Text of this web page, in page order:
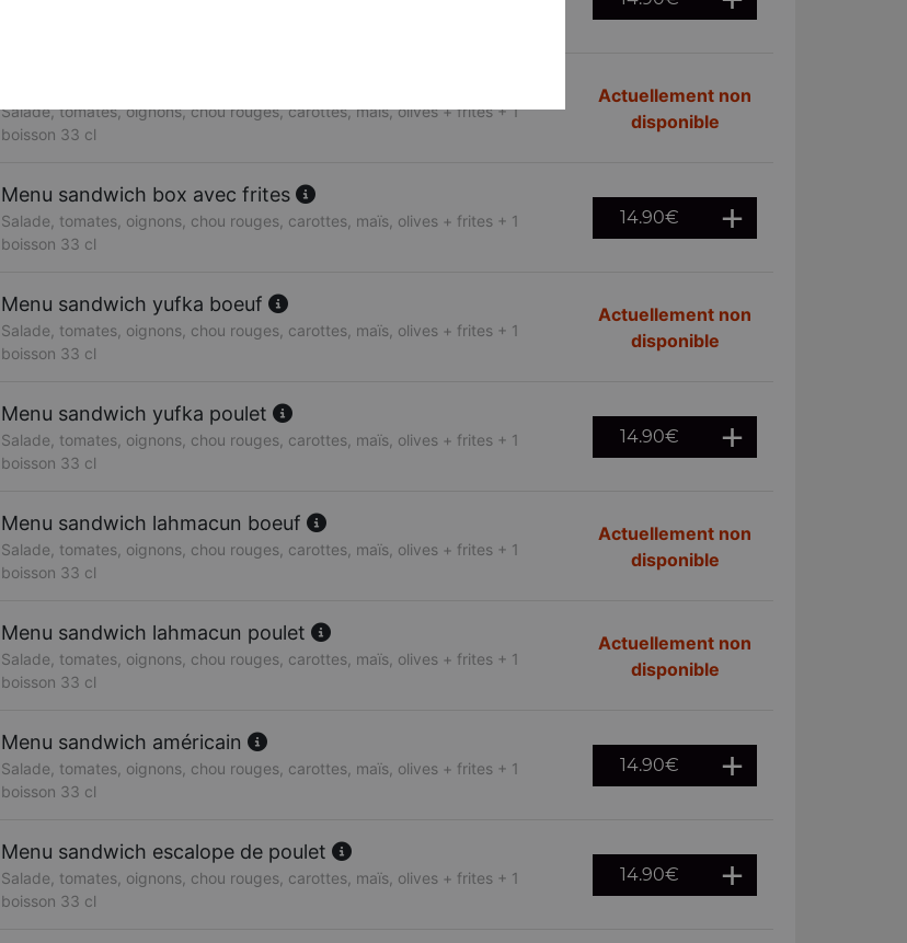
Salade, tomates, oignons, chou rouges, carottes, maïs, olives + frites + 1
boisson 33 cl
Actuellement non
disponible
Menu sandwich box avec frites
Salade, tomates, oignons, chou rouges, carottes, maïs, olives + frites + 1
boisson 33 cl
14.90€
Menu sandwich yufka boeuf
Salade, tomates, oignons, chou rouges, carottes, maïs, olives + frites + 1
boisson 33 cl
Actuellement non
disponible
Menu sandwich yufka poulet
Salade, tomates, oignons, chou rouges, carottes, maïs, olives + frites + 1
boisson 33 cl
14.90€
Menu sandwich lahmacun boeuf
Salade, tomates, oignons, chou rouges, carottes, maïs, olives + frites + 1
boisson 33 cl
Actuellement non
disponible
Menu sandwich lahmacun poulet
Salade, tomates, oignons, chou rouges, carottes, maïs, olives + frites + 1
boisson 33 cl
Actuellement non
disponible
Menu sandwich américain
Salade, tomates, oignons, chou rouges, carottes, maïs, olives + frites + 1
boisson 33 cl
14.90€
Menu sandwich escalope de poulet
Salade, tomates, oignons, chou rouges, carottes, maïs, olives + frites + 1
boisson 33 cl
14.90€